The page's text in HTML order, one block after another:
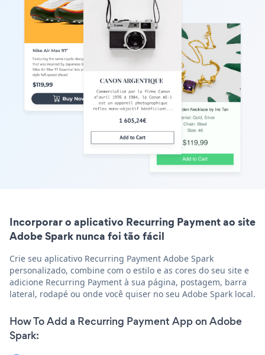
Incorporar o aplicativo Recurring Payment ao site
Adobe Spark nunca foi tão fácil
Crie seu aplicativo Recurring Payment Adobe Spark
personalizado, combine com o estilo e as cores do seu site e
adicione Recurring Payment à sua página, postagem, barra
lateral, rodapé ou onde você quiser no seu Adobe Spark local.
How To Add a Recurring Payment App on Adobe
Spark: